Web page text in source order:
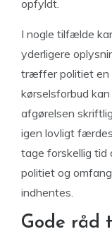
opfyldt.
I nogle tilfælde
yderligere
træffer politiet en
kørselsforbud
afgørelsen
igen lovligt
tage forskellig
politiet og
indhentes.
Gode råd